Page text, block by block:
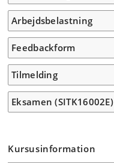
Arbejdsbelastning
Feedbackform
Tilmelding
Eksamen (SITK16002E)
Kursusinformation